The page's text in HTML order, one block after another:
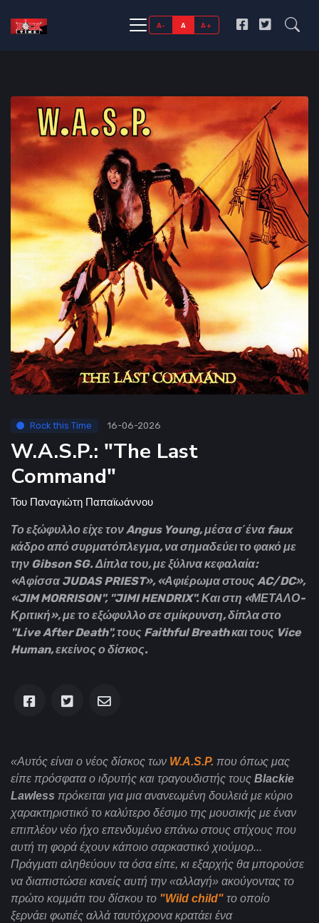
A- A A+
Rock this Time 16-06-2026
W.A.S.P.: "The Last
Command"
Του Παναγιώτη Παπαϊωάννου
Το εξώφυλλο είχε τον Angus Young, μέσα σ΄ένα faux
κάδρο από συρματόπλεγμα, να σημαδεύει το φακό με
την Gibson SG. Δίπλα του, με ξύλινα κεφαλαία:
«Αφίσσα JUDAS PRIEST», «Αφιέρωμα στους AC/DC»,
«JIM MORRISON", "JIMI HENDRIX". Και στη «ΜΕΤΑΛΟ-
Κριτική», με το εξώφυλλο σε σμίκρυνση, δίπλα στο
"Live After Death", τους Faithful Breath και τους Vice
Human, εκείνος ο δίσκος.
«Αυτός είναι ο νέος δίσκος των W.A.S.P. που όπως μας
είπε πρόσφατα ο ιδρυτής και τραγουδιστής τους Blackie
Lawless πρόκειται για μια ανανεωμένη δουλειά με κύριο
χαρακτηριστικό το καλύτερο δέσιμο της μουσικής με έναν
επιπλέον νέο ήχο επενδυμένο επάνω στους στίχους που
αυτή τη φορά έχουν κάποιο σαρκαστικό χιούμορ...
Πράγματι αληθεύουν τα όσα είπε, κι εξαρχής θα μπορούσε
να διαπιστώσει κανείς αυτή την «αλλαγή» ακούγοντας το
πρώτο κομμάτι του δίσκου το "Wild child" το οποίο
ξερνάει φωτιές αλλά ταυτόχρονα κρατάει ένα